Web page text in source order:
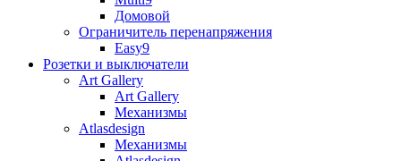
Домовой
Ограничитель перенапряжения
Easy9
Розетки и выключатели
Art Gallery
Art Gallery
Механизмы
Atlasdesign
Механизмы